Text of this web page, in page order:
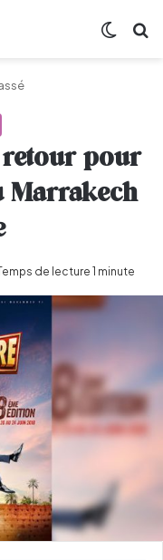
retour pour
Marrakech
de lecture 1 minute